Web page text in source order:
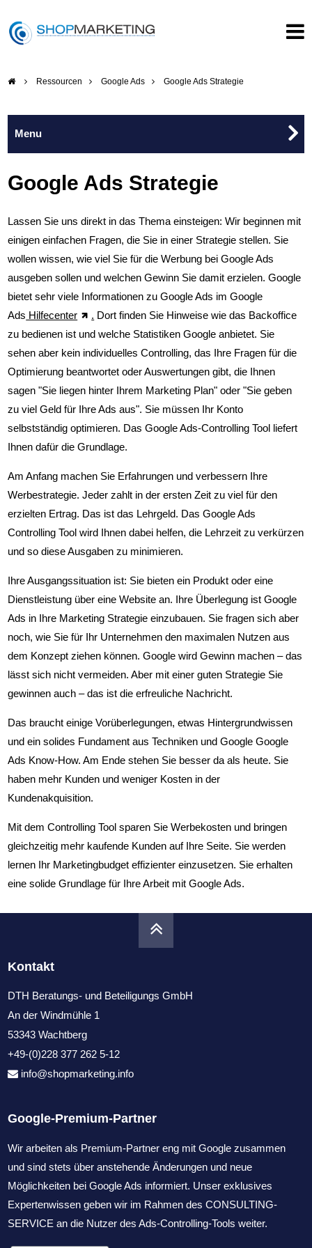
Ressourcen Google Ads Google Ads Strategie
Google Ads Vorbereitung
Google Ads Anzeigen
Google Ads Textanzeigen
Google Ads Bildanzeigen
Leitlinien zur Optimierung
Google Ads Placements
Google Ads Qualitätsfaktor
Google Shopping
E-Books
Adwords Controlling Online
Google Ads Strategie
Lassen Sie uns direkt in das Thema einsteigen: Wir beginnen mit
einigen einfachen Fragen, die Sie in einer Strategie stellen. Sie
wollen wissen, wie viel Sie für die Werbung bei Google Ads
ausgeben sollen und welchen Gewinn Sie damit erzielen. Google
bietet sehr viele Informationen zu Google Ads im Google
Ads Hilfecenter . Dort finden Sie Hinweise wie das Backoffice
zu bedienen ist und welche Statistiken Google anbietet. Sie
sehen aber kein individuelles Controlling, das Ihre Fragen für die
Optimierung beantwortet oder Auswertungen gibt, die Ihnen
sagen "Sie liegen hinter Ihrem Marketing Plan" oder "Sie geben
zu viel Geld für Ihre Ads aus". Sie müssen Ihr Konto
selbstständig optimieren. Das Google Ads-Controlling Tool liefert
Ihnen dafür die Grundlage.
Am Anfang machen Sie Erfahrungen und verbessern Ihre
Werbestrategie. Jeder zahlt in der ersten Zeit zu viel für den
erzielten Ertrag. Das ist das Lehrgeld. Das Google Ads
Controlling Tool wird Ihnen dabei helfen, die Lehrzeit zu verkürzen
und so diese Ausgaben zu minimieren.
Ihre Ausgangssituation ist: Sie bieten ein Produkt oder eine
Dienstleistung über eine Website an. Ihre Überlegung ist Google
Ads in Ihre Marketing Strategie einzubauen. Sie fragen sich aber
noch, wie Sie für Ihr Unternehmen den maximalen Nutzen aus
dem Konzept ziehen können. Google wird Gewinn machen – das
lässt sich nicht vermeiden. Aber mit einer guten Strategie Sie
gewinnen auch – das ist die erfreuliche Nachricht.
Das braucht einige Vorüberlegungen, etwas Hintergrundwissen
und ein solides Fundament aus Techniken und Google Google
Ads Know-How. Am Ende stehen Sie besser da als heute. Sie
haben mehr Kunden und weniger Kosten in der
Kundenakquisition.
Mit dem Controlling Tool sparen Sie Werbekosten und bringen
gleichzeitig mehr kaufende Kunden auf Ihre Seite. Sie werden
lernen Ihr Marketingbudget effizienter einzusetzen. Sie erhalten
eine solide Grundlage für Ihre Arbeit mit Google Ads.
Kontakt
DTH Beratungs- und Beteiligungs GmbH
An der Windmühle 1
53343 Wachtberg
+49-(0)228 377 262 5-12
info@shopmarketing.info
Google-Premium-Partner
Wir arbeiten als Premium-Partner eng mit Google zusammen
und sind stets über anstehende Änderungen und neue
Möglichkeiten bei Google Ads informiert. Unser exklusives
Expertenwissen geben wir im Rahmen des CONSULTING-
SERVICE an die Nutzer des Ads-Controlling-Tools weiter.